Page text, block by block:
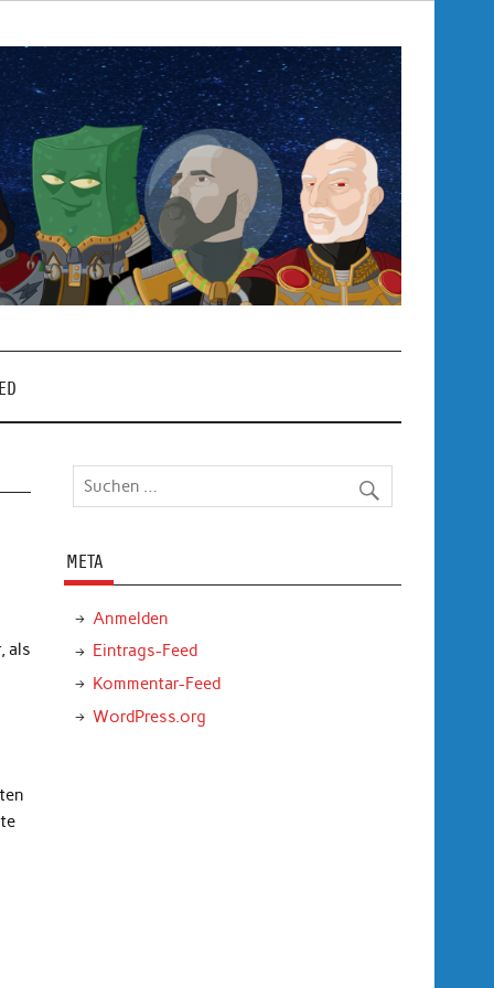
als
META
Anmelden
Eintrags-Feed
Kommentar-Feed
WordPress.org